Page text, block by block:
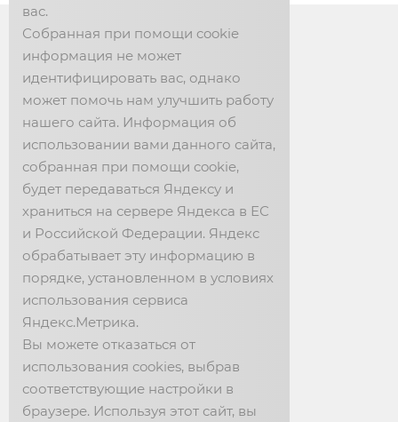
ЕЛЕЦКИЕ КРУЖЕВА
г. Елец, ул. Карла Маркса, 22
ЗВОНИТЕ НАМ!
Интернет-магазин: 📱 +7 (901) 910-59-33
Фабрика: 📞 +7 (47467) 2-02-05
📱 +7 (910) 742-11-22
НОВОСТИ
вас.
Собранная при помощи cookie
информация не может
идентифицировать вас, однако
может помочь нам улучшить работу
нашего сайта. Информация об
использовании вами данного сайта,
собранная при помощи cookie,
будет передаваться Яндексу и
храниться на сервере Яндекса в ЕС
и Российской Федерации. Яндекс
обрабатывает эту информацию в
порядке, установленном в условиях
использования сервиса
Яндекс.Метрика.
Вы можете отказаться от
использования cookies, выбрав
соответствующие настройки в
браузере. Используя этот сайт, вы